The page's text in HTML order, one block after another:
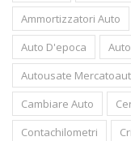
Ammortizzatori Auto
Auto D'epoca
Autousate
Cambiare Auto
Contachilometri